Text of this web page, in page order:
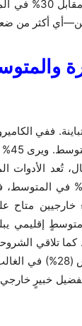
وفي السنغال، تُعد
للحوادث ضرورية لدى 45% من
أثناء الحوادث بتقديرٍ أعلى
(27% مقابل 19%).